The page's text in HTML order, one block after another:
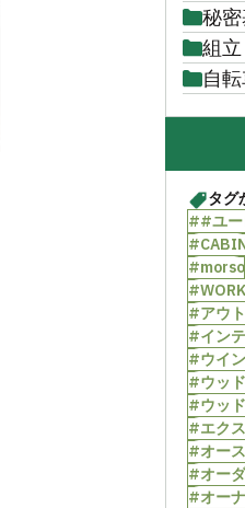
秘
組立
自
タグ
##ユー
#morso
#アウ
#イン
#ウイ
#ウッ
#ウッ
#エク
#オー
#オー
#オー